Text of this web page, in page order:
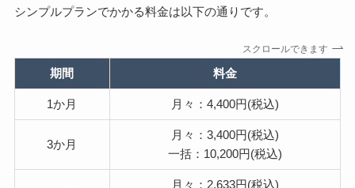
シンプルプランでかかる料金は以下の通りです。
スクロールできます
期間 料金
1か月 月々：4,400円(税込)
3か月
月々：3,400円(税込)
一括：10,200円(税込)
月々：2,633円(税込)